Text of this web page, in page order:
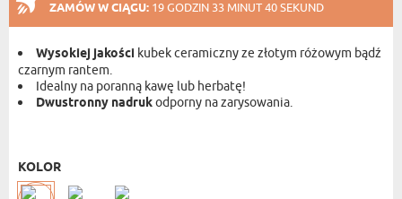
ZAMÓW W CIĄGU: 19 GODZIN 33 MINUT 40 SEKUND
Wysokiej jakości kubek ceramiczny ze złotym różowym bądź
czarnym rantem.
Idealny na poranną kawę lub herbatę!
Dwustronny nadrukodporny na zarysowania.
KOLOR